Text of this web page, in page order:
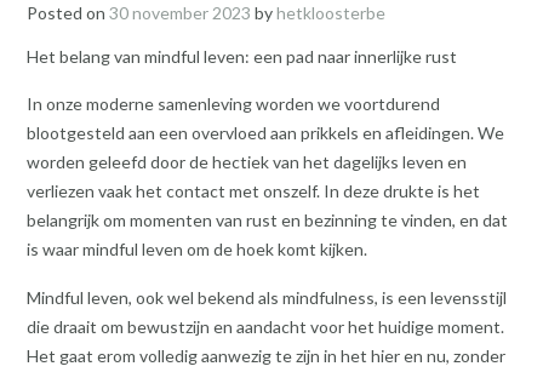
Posted on 30 november 2023 byhetkloosterbe
Het belang van mindful leven: een pad naar innerlijke rust
In onze moderne samenleving worden we voortdurend
blootgesteld aan een overvloed aan prikkels en afleidingen. We
worden geleefd door de hectiek van het dagelijks leven en
verliezen vaak het contact met onszelf. In deze drukte is het
belangrijk om momenten van rust en bezinning te vinden, en dat
is waar mindful leven om de hoek komt kijken.
Mindful leven, ook wel bekend als mindfulness, is een levensstijl
die draait om bewustzijn en aandacht voor het huidige moment.
Het gaat erom volledig aanwezig te zijn in het hier en nu, zonder